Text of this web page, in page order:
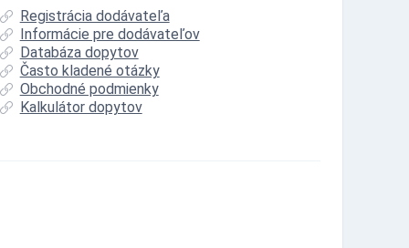
Registrácia dodávateľa
Informácie pre dodávateľov
Databáza dopytov
Často kladené otázky
Obchodné podmienky
Kalkulátor dopytov